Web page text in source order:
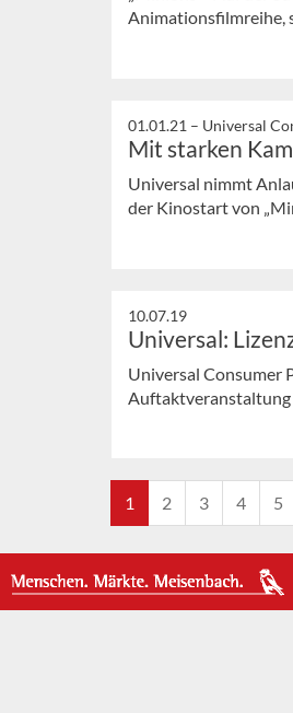
Animationsfilmreihe,
01.01.21 – Universal
Mit starken
Universal nimmt
der Kinostart von
10.07.19
Universal:
Universal Consumer
Auftaktveranstaltung
1 2 3 4 5